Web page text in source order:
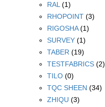
RAL (1)
RHOPOINT (3)
RIGOSHA (1)
SURVEY (1)
TABER (19)
TESTFABRICS (2)
TILO (0)
TQC SHEEN (34)
ZHIQU (3)